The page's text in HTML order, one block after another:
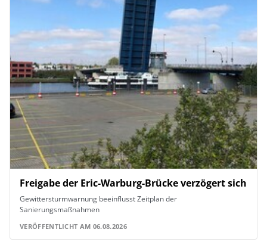
Freigabe der Eric-Warburg-Brücke verzögert sich
Gewittersturmwarnung beeinflusst Zeitplan der
Sanierungsmaßnahmen
VERÖFFENTLICHT AM 06.08.2026